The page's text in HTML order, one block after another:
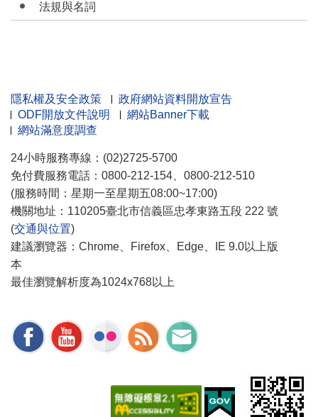
法規與名詞
隱私權及安全政策
政府網站資料開放宣告
ODF開放文件說明
網站Banner下載
網站滿意度調查
24小時服務專線：(02)2725-5700
免付費服務電話：0800-212-154、0800-212-510
(服務時間：星期一至星期五08:00~17:00)
機關地址：110205臺北市信義區忠孝東路五段 222 號
(交通與位置)
建議瀏覽器：Chrome、Firefox、Edge、IE 9.0以上版
本
最佳瀏覽解析度為1024x768以上